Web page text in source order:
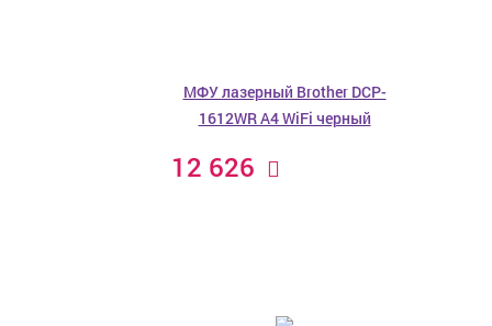
МФУ лазерный Brother DCP-
1612WR A4 WiFi черный
12 626